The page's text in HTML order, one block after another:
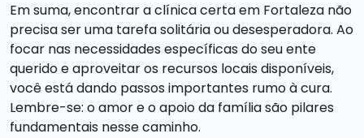
Em suma, encontrar a clínica certa em Fortaleza não
precisa ser uma tarefa solitária ou desesperadora. Ao
focar nas necessidades específicas do seu ente
querido e aproveitar os recursos locais disponíveis,
você está dando passos importantes rumo à cura.
Lembre-se: o amor e o apoio da família são pilares
fundamentais nesse caminho.